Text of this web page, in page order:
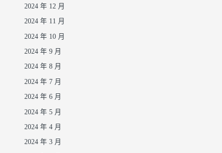
2024 年 12 月
2024 年 11 月
2024 年 10 月
2024 年 9 月
2024 年 8 月
2024 年 7 月
2024 年 6 月
2024 年 5 月
2024 年 4 月
2024 年 3 月